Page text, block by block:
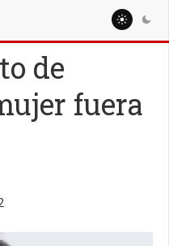
ARTURO SEMINARIO OJEDA
de
fuera